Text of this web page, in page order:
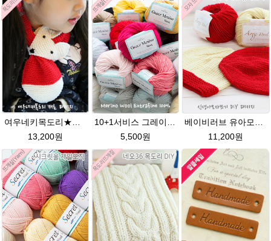
13,200원
5,500원
11,200원